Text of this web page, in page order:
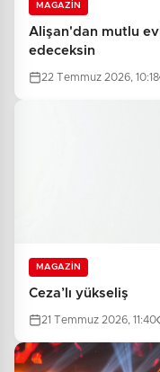
MAGAZİN
Alişan'dan mutlu
edeceksin
22 Temmuz 2026, 10:18
MAGAZİN
Ceza’lı yükseliş
21 Temmuz 2026, 11:40